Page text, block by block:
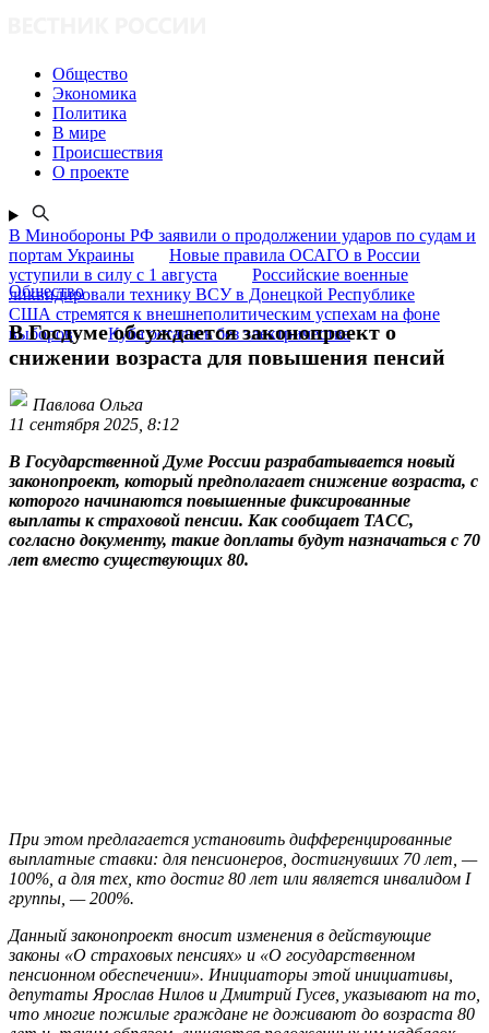
Общество
Экономика
Политика
В мире
Происшествия
О проекте
В Минобороны РФ заявили о продолжении ударов по судам и
портам Украины
Новые правила ОСАГО в России
уступили в силу с 1 августа
Российские военные
ликвидировали технику ВСУ в Донецкой Республике
США стремятся к внешнеполитическим успехам на фоне
выборов
Куба осталась без электричества
Общество
В Госдуме обсуждается законопроект о
снижении возраста для повышения пенсий
Павлова Ольга
11 сентября 2025, 8:12
В Государственной Думе России разрабатывается новый
законопроект, который предполагает снижение возраста, с
которого начинаются повышенные фиксированные
выплаты к страховой пенсии. Как сообщает ТАСС,
согласно документу, такие доплаты будут назначаться с 70
лет вместо существующих 80.
При этом предлагается установить дифференцированные
выплатные ставки: для пенсионеров, достигнувших 70 лет, —
100%, а для тех, кто достиг 80 лет или является инвалидом I
группы, — 200%.
Данный законопроект вносит изменения в действующие
законы «О страховых пенсиях» и «О государственном
пенсионном обеспечении». Инициаторы этой инициативы,
депутаты Ярослав Нилов и Дмитрий Гусев, указывают на то,
что многие пожилые граждане не доживают до возраста 80